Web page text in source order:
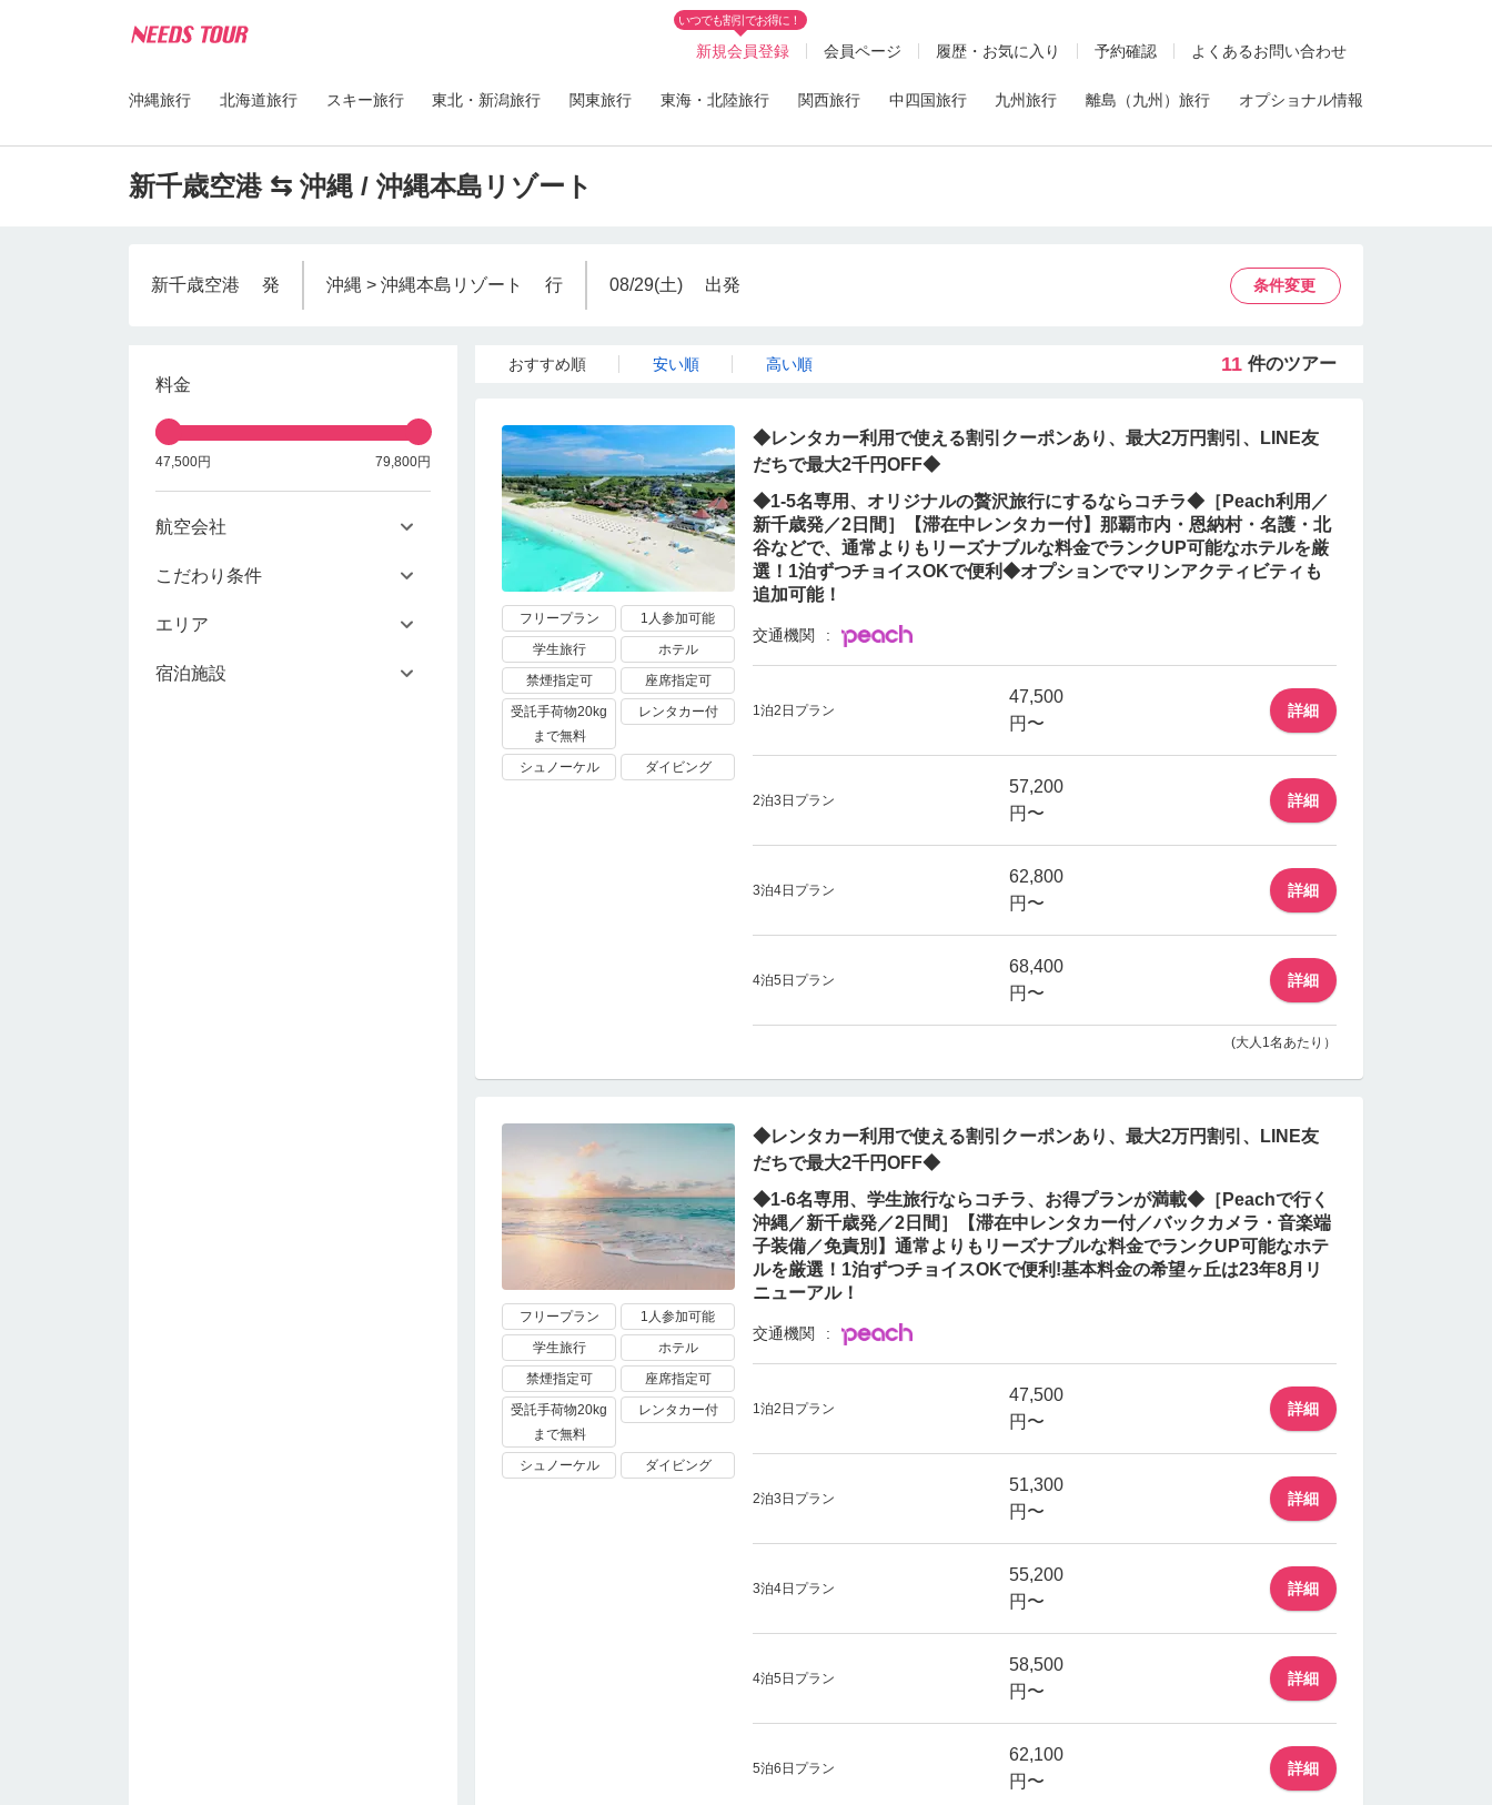
いつでも割引でお得に！
新規会員登録 会員ページ 履歴・お気に入り 予約確認 よくあるお問い合わせ
沖縄旅行 北海道旅行 スキー旅行 東北・新潟旅行 関東旅行 東海・北陸旅行 関西旅行 中四国旅行 九州旅行 離島（九州）旅行 オプショナル情報
新千歳空港 ⇆ 沖縄 / 沖縄本島リゾート
新千歳空港 発 沖縄 > 沖縄本島リゾート 行 08/29(土) 出発 条件変更
料金
47,500円 79,800円
航空会社
こだわり条件
エリア
宿泊施設
11 件のツアー
おすすめ順 安い順 高い順
フリープラン
1人参加可能
学生旅行
ホテル
禁煙指定可
座席指定可
受託手荷物20kg
まで無料
レンタカー付
シュノーケル ダイビング
◆レンタカー利用で使える割引クーポンあり、最大2万円割引、LINE友
だちで最大2千円OFF◆
◆1-5名専用、オリジナルの贅沢旅行にするならコチラ◆［Peach利用／
新千歳発／2日間］【滞在中レンタカー付】那覇市内・恩納村・名護・北
谷などで、通常よりもリーズナブルな料金でランクUP可能なホテルを厳
選！1泊ずつチョイスOKで便利◆オプションでマリンアクティビティも
追加可能！
交通機関
1泊2日プラン
47,500
円〜
詳細
2泊3日プラン
57,200
円〜
詳細
3泊4日プラン
62,800
円〜
詳細
4泊5日プラン
68,400
円〜
詳細
(大人1名あたり）
フリープラン
1人参加可能
学生旅行
ホテル
禁煙指定可
座席指定可
受託手荷物20kg
まで無料
レンタカー付
シュノーケル ダイビング
◆レンタカー利用で使える割引クーポンあり、最大2万円割引、LINE友
だちで最大2千円OFF◆
◆1-6名専用、学生旅行ならコチラ、お得プランが満載◆［Peachで行く
沖縄／新千歳発／2日間］【滞在中レンタカー付／バックカメラ・音楽端
子装備／免責別】通常よりもリーズナブルな料金でランクUP可能なホテ
ルを厳選！1泊ずつチョイスOKで便利!基本料金の希望ヶ丘は23年8月リ
ニューアル！
交通機関
1泊2日プラン
47,500
円〜
詳細
2泊3日プラン
51,300
円〜
詳細
3泊4日プラン
55,200
円〜
詳細
4泊5日プラン
58,500
円〜
詳細
5泊6日プラン
62,100
円〜
詳細